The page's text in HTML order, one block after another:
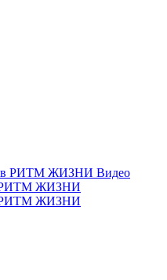
Видео
РИТМ ЖИЗНИ
РИТМ ЖИЗНИ